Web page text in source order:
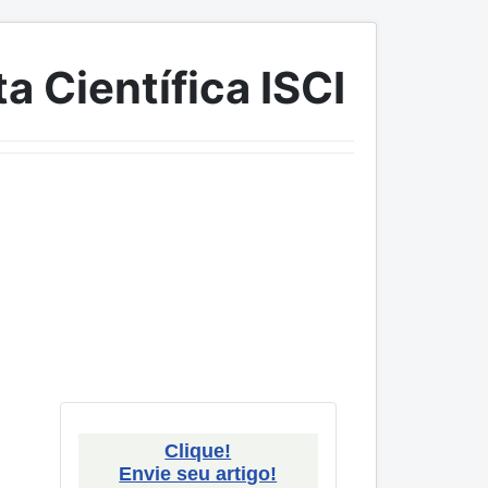
Científica ISCI
Clique!
Envie seu artigo!